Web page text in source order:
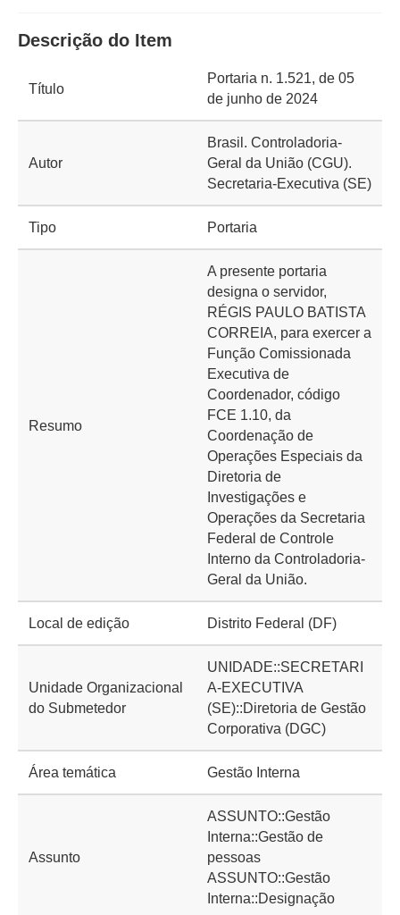
Descrição do Item
Título
Portaria n. 1.521, de 05
de junho de 2024
Autor
Brasil. Controladoria-
Geral da União (CGU).
Secretaria-Executiva (SE)
Tipo Portaria
Resumo
A presente portaria
designa o servidor,
RÉGIS PAULO BATISTA
CORREIA, para exercer a
Função Comissionada
Executiva de
Coordenador, código
FCE 1.10, da
Coordenação de
Operações Especiais da
Diretoria de
Investigações e
Operações da Secretaria
Federal de Controle
Interno da Controladoria-
Geral da União.
Local de edição Distrito Federal (DF)
Unidade Organizacional
do Submetedor
UNIDADE::SECRETARI
A-EXECUTIVA
(SE)::Diretoria de Gestão
Corporativa (DGC)
Área temática Gestão Interna
Assunto
ASSUNTO::Gestão
Interna::Gestão de
pessoas
ASSUNTO::Gestão
Interna::Designação